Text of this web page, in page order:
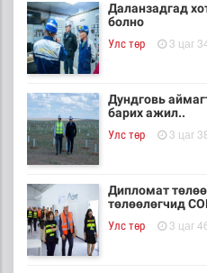
Даланзадгад
болно
Улс төр 3 цаг
Дундговь
барих ажил..
Улс төр 3 цаг
Дипломат
төлөөлөгчид
Улс төр 3 цаг